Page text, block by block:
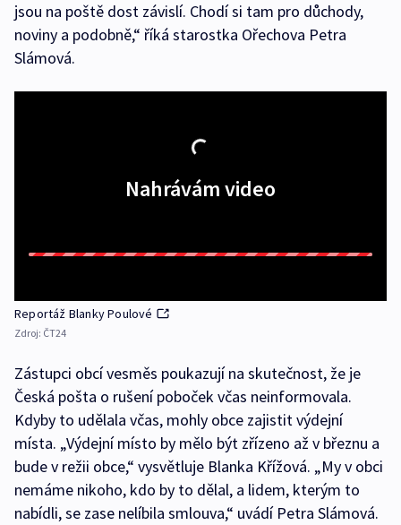
jsou na poště dost závislí. Chodí si tam pro důchody,
noviny a podobně,“ říká starostka Ořechova Petra
Slámová.
Nahrávám video
Reportáž Blanky Poulové
Zdroj: ČT24
Zástupci obcí vesměs poukazují na skutečnost, že je
Česká pošta o rušení poboček včas neinformovala.
Kdyby to udělala včas, mohly obce zajistit výdejní
místa. „Výdejní místo by mělo být zřízeno až v březnu a
bude v režii obce,“ vysvětluje Blanka Křížová. „My v obci
nemáme nikoho, kdo by to dělal, a lidem, kterým to
nabídli, se zase nelíbila smlouva,“ uvádí Petra Slámová.